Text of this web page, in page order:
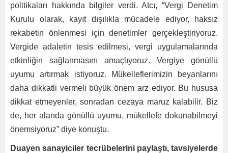
politikaları hakkında bilgiler verdi. Atcı, “Vergi Denetim
Kurulu olarak, kayıt dışılıkla mücadele ediyor, haksız
rekabetin önlenmesi için denetimler gerçekleştiriyoruz.
Vergide adaletin tesis edilmesi, vergi uygulamalarında
etkinliğin sağlanmasını amaçlıyoruz. Vergiye gönüllü
uyumu artırmak istiyoruz. Mükelleflerimizin beyanlarını
daha dikkatli vermeli büyük önem arz ediyor. Bu hususa
dikkat etmeyenler, sonradan cezaya maruz kalabilir. Biz
de, her alanda gönüllü uyumu, mükellefe dokunabilmeyi
önemsiyoruz” diye konuştu.
Duayen sanayiciler tecrübelerini paylaştı, tavsiyelerde